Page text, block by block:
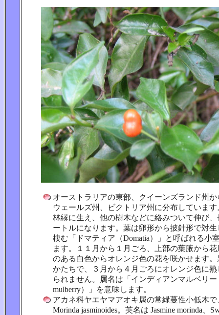
オーストラリアの東部、クイーンズランド州
ウェールズ州、ビクトリア州に分布していま
林縁に生え、他の樹木などに絡みついて伸び
ートルになります。葉は卵形から披針形で対
棲む「ドマティア（Domatia）」と呼ばれる小
ます。１１月から１月ごろ、上部の葉腋から
のある白色からオレンジ色の花を咲かせます
かたちで、３月から４月ごろにオレンジ色に
られません。属名は「インディアンマルベリー
mulberry）」を意味します。
アカネ科ヤエヤマアオキ属の常緑蔓性小低木
Morinda jasminoides。英名は Jasmine morinda、